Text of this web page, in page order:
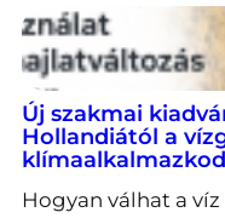
Új szakmai
Hollandiától a
Hogyan válhat a